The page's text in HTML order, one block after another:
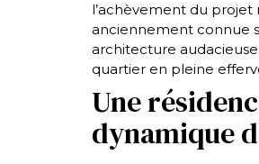
l’achèvement du
anciennement connue
architecture
quartier en pleine
Une
dynamique